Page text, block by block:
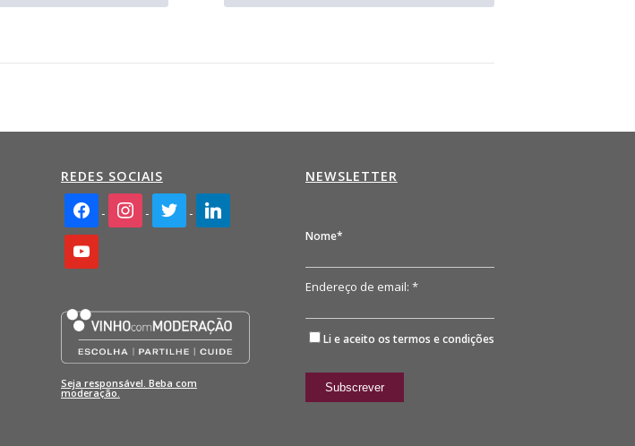
REDES SOCIAIS
facebook2instagramtwitter linkedin
youtube
Seja responsável. Beba com
moderação.
NEWSLETTER
Nome*
Endereço de email: *
Li e aceito os termos e condições